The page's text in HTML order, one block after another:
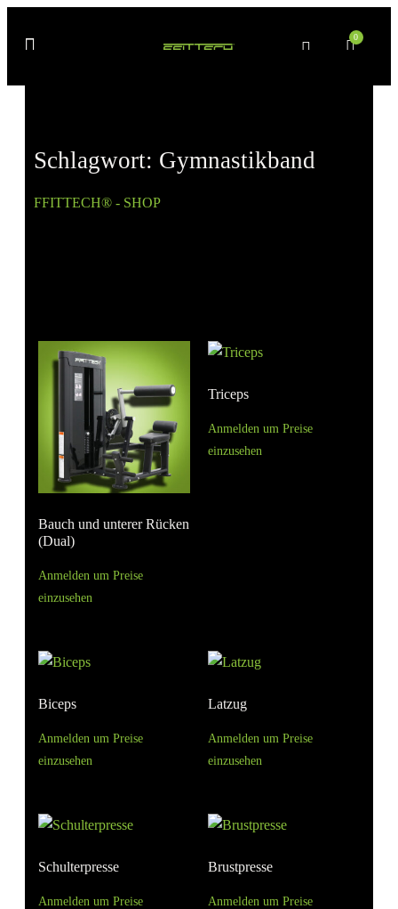
0
Schlagwort: Gymnastikband
FFITTECH® - SHOP» Produkte verschlagwortet mit
Bauch und unterer Rücken
(Dual)
Anmelden um Preise
einzusehen
Triceps
Anmelden um Preise
einzusehen
Biceps
Anmelden um Preise
einzusehen
Latzug
Anmelden um Preise
einzusehen
Schulterpresse
Anmelden um Preise
Brustpresse
Anmelden um Preise